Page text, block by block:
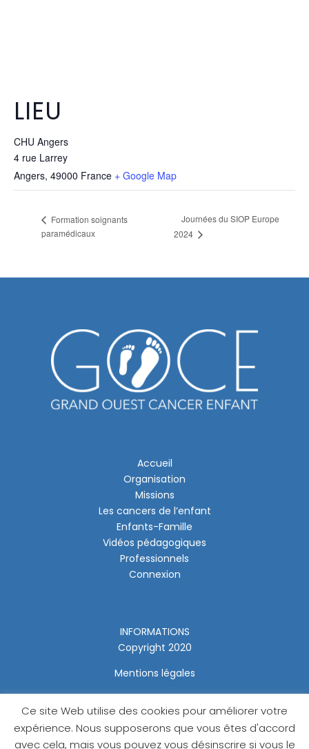
LIEU
CHU Angers
4 rue Larrey
Angers, 49000 France + Google Map
Formation soignants
paramédicaux
Journées du SIOP Europe
2024
Accueil
Organisation
Missions
Les cancers de l’enfant
Enfants-Famille
Vidéos pédagogiques
Professionnels
Connexion
INFORMATIONS
Copyright 2020
Mentions légales
Ce site Web utilise des cookies pour améliorer votre
expérience. Nous supposerons que vous êtes d'accord
avec cela, mais vous pouvez vous désinscrire si vous le